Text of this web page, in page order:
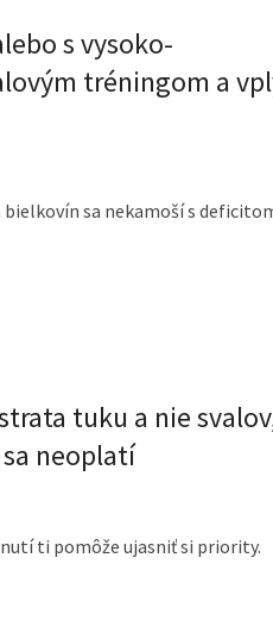
s vysoko-
tréningom a
sa nekamoší s
tuku a nie
neoplatí
ti pomôže ujasniť si priority.